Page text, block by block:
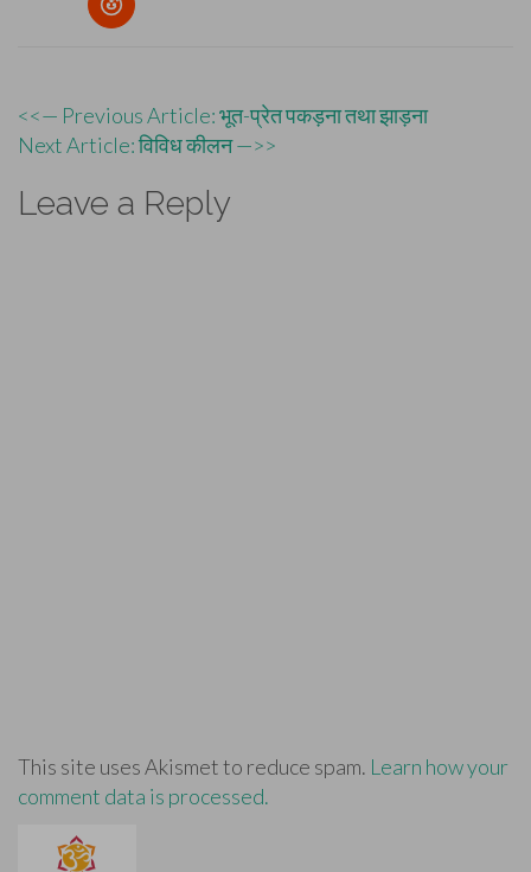
Post
navigation
<<— Previous Article: भूत-प्रेत पकड़ना तथा झाड़ना
Next Article: विविध कीलन —>>
Leave a Reply
This site uses Akismet to reduce spam. Learn how your
comment data is processed.